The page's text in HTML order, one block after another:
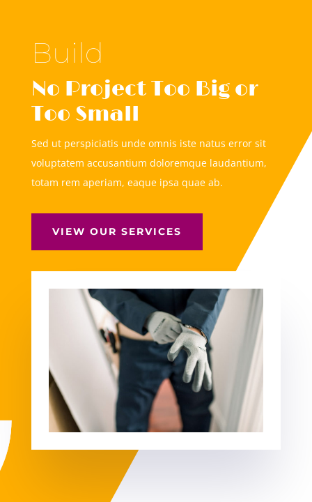
Build
No Project Too Big or
Too Small
Sed ut perspiciatis unde omnis iste natus error sit
voluptatem accusantium doloremque laudantium,
totam rem aperiam, eaque ipsa quae ab.
VIEW OUR SERVICES